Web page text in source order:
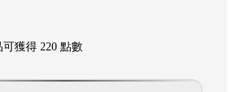
獲得 220 點數